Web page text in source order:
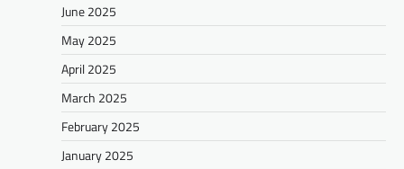
June 2025
May 2025
April 2025
March 2025
February 2025
January 2025